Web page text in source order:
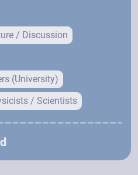
/ Discussion
(University)
/ Scientists